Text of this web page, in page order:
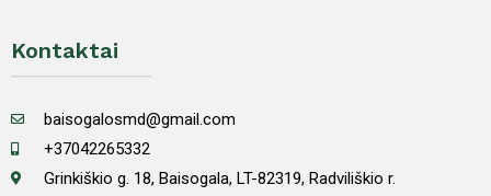
Kontaktai
baisogalosmd@gmail.com
+37042265332
Grinkiškio g. 18, Baisogala, LT-82319, Radviliškio r.